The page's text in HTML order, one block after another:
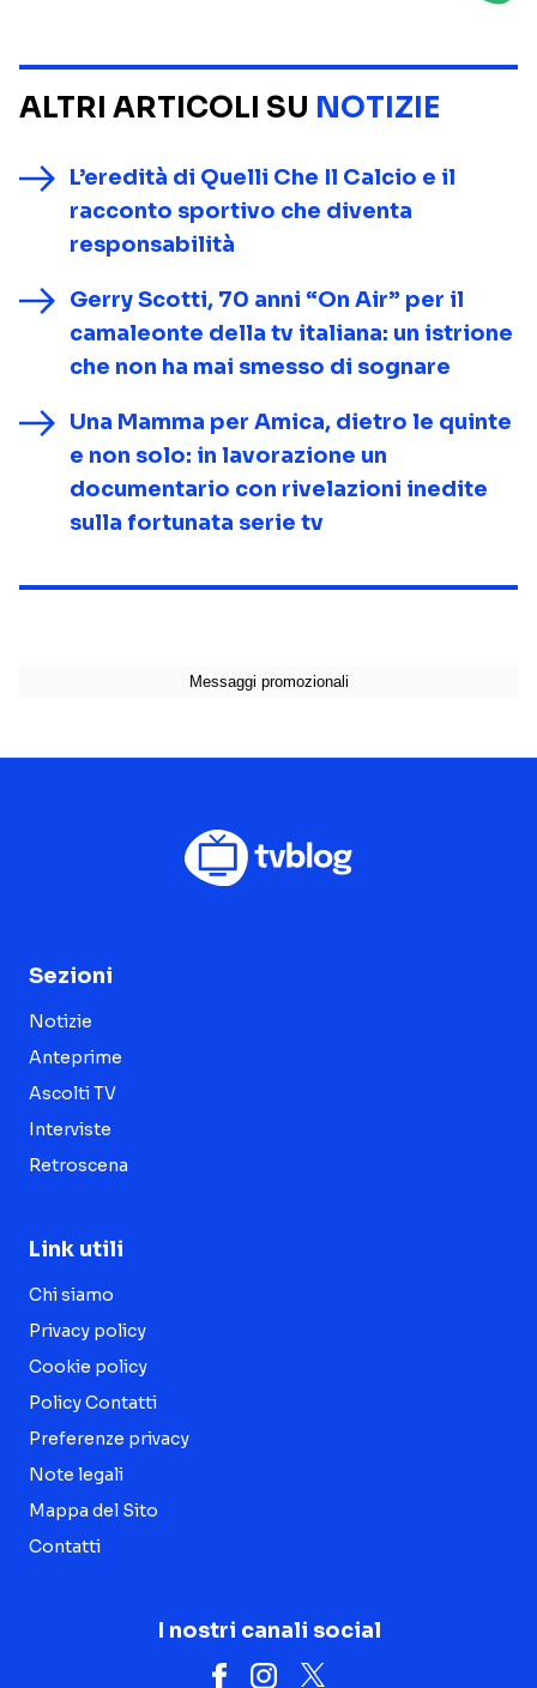
ALTRI ARTICOLI SU NOTIZIE
L’eredità di Quelli Che Il Calcio e il
racconto sportivo che diventa
responsabilità
Gerry Scotti, 70 anni “On Air” per il
camaleonte della tv italiana: un istrione
che non ha mai smesso di sognare
Una Mamma per Amica, dietro le quinte
e non solo: in lavorazione un
documentario con rivelazioni inedite
sulla fortunata serie tv
Sezioni
Notizie
Anteprime
Ascolti TV
Interviste
Retroscena
Link utili
Chi siamo
Privacy policy
Cookie policy
Policy Contatti
Preferenze privacy
Note legali
Mappa del Sito
Contatti
I nostri canali social